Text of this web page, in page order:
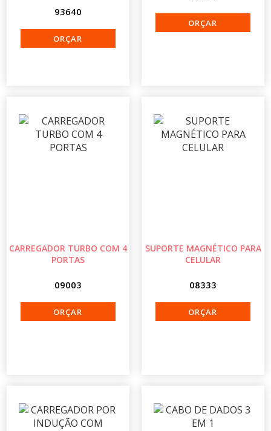
93640
CARREGADOR TURBO COM 4
PORTAS
09003
SUPORTE MAGNÉTICO PARA
CELULAR
08333